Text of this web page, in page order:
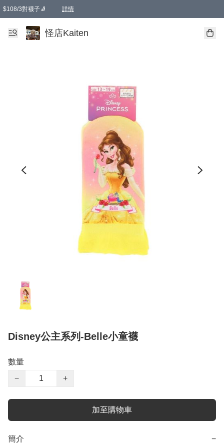
$108/3對襪子🧦 詳情
卡通傘☂️2把8折
購物滿 HKD 650.00即享免運費優惠！（適用於 本地送貨、本地取貨 )
怪店Kaiten
Disney公主系列-Belle小童襪
數量
−
+
加至購物車
簡介 −